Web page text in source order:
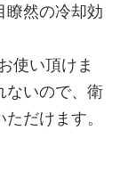
瞭然の冷却効
使い頂けま
ないので、衛
だけます。